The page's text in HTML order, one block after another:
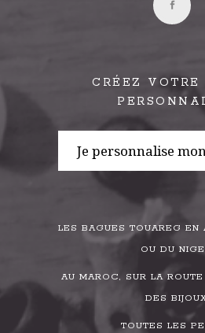
CRÉEZ VOTRE
Je personnalise
LES BAGUES TOUAREG EN
OU DU
AU MAROC, SUR LA
DES
TOUTES LES